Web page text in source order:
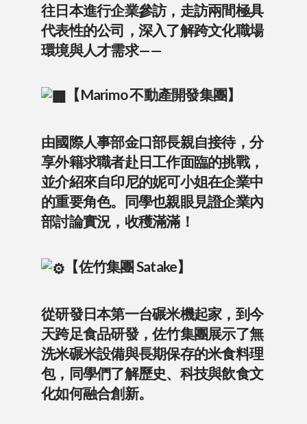
往日本進行企業參訪，走訪兩間極具
代表性的公司，深入了解跨文化職場
環境與人才需求——
【Marimo 不動產開發集團】
由國際人事部金口部長親自接待，分
享外籍求職者赴日工作面臨的挑戰，
並介紹來自印尼的妮可小姐在企業中
的重要角色。同學也親眼見證企業內
部討論實況，收穫滿滿！
【佐竹集團 Satake】
從研發日本第一台碾米機起家，到今
天跨足食品研發，佐竹集團展示了無
洗米碾米設備與長期保存的米食料理
包，同學們了解歷史、科技與飲食文
化如何融合創新。